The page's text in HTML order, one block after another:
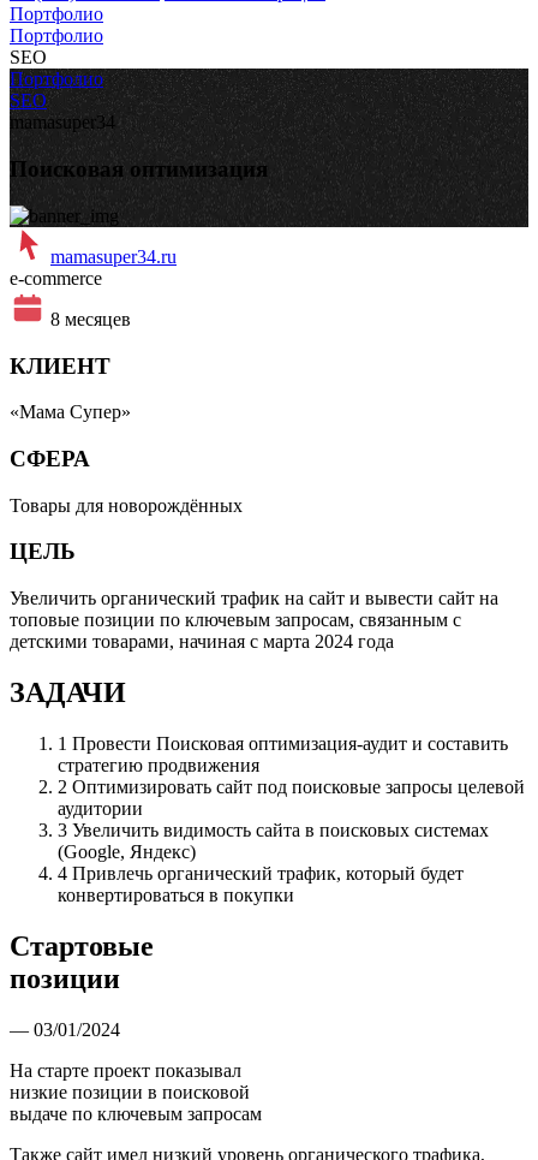
Портфолио
Портфолио
SEO
Портфолио
SEO
mamasuper34
Поисковая оптимизация
mamasuper34.ru
e-commerce
8 месяцев
КЛИЕНТ
«Мама Супер»
СФЕРА
Товары для новорождённыx
ЦЕЛЬ
Увеличить органический трафик на сайт и вывести сайт на
топовые позиции по ключевым запросам, связанным с
детскими товарами, начиная с марта 2024 года
ЗАДАЧИ
1 Провести Поисковая оптимизация-аудит и составить
стратегию продвижения
2 Оптимизировать сайт под поисковые запросы целевой
аудитории
3 Увеличить видимость сайта в поисковых системах
(Google, Яндекс)
4 Привлечь органический трафик, который будет
конвертироваться в покупки
Стартовые
позиции
— 03/01/2024
На старте проект показывал
низкие позиции в поисковой
выдаче по ключевым запросам
Также сайт имел низкий уровень органического трафика,